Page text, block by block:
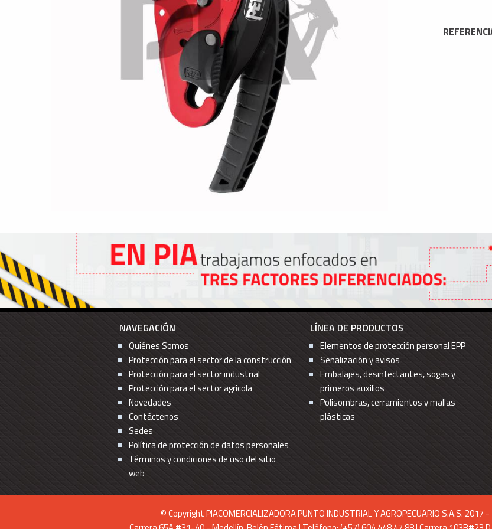
NAVEGACIÓN
Quiénes Somos
Protección para el sector de la construcción
Protección para el sector industrial
Protección para el sector agricola
Novedades
Contáctenos
Sedes
Política de protección de datos personales
Términos y condiciones de uso del sitio
web
LÍNEA DE PRODUCTOS
Elementos de protección personal EPP
Señalización y avisos
Embalajes, desinfectantes, sogas y
primeros auxilios
Polisombras, cerramientos y mallas
plásticas
© Copyright PIACOMERCIALIZADORA PUNTO INDUSTRIAL Y AGROPECUARIO S.A.S.